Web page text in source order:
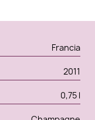
Francia
2011
0,75 l